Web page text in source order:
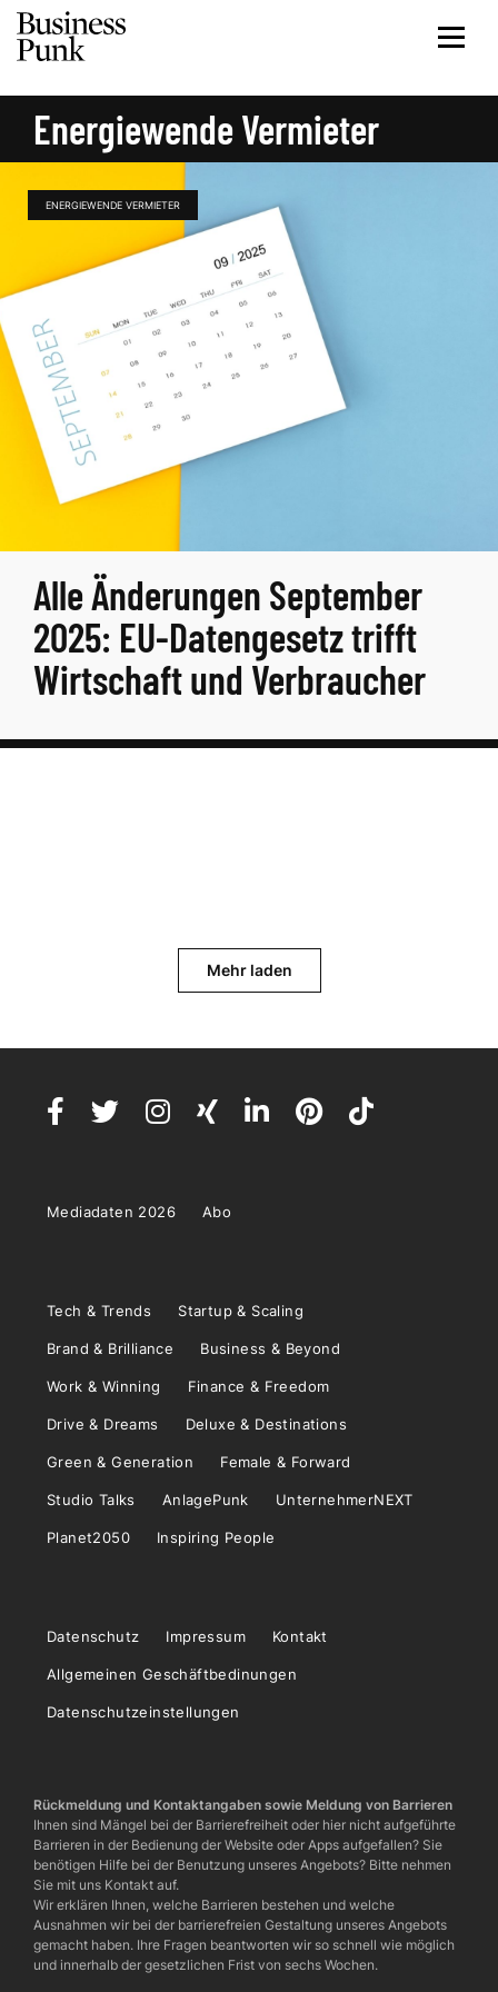
Energiewende Vermieter
ENERGIEWENDE VERMIETER
Alle Änderungen September
2025: EU-Datengesetz trifft
Wirtschaft und Verbraucher
Mehr laden
Mediadaten 2026 Abo
Tech & Trends Startup & Scaling
Brand & Brilliance Business & Beyond
Work & Winning Finance & Freedom
Drive & Dreams Deluxe & Destinations
Green & Generation Female & Forward
Studio Talks AnlagePunk UnternehmerNEXT
Planet2050 Inspiring People
Datenschutz Impressum Kontakt
Allgemeinen Geschäftbedinungen
Datenschutzeinstellungen
Rückmeldung und Kontaktangaben sowie Meldung von Barrieren
Ihnen sind Mängel bei der Barrierefreiheit oder hier nicht aufgeführte
Barrieren in der Bedienung der Website oder Apps aufgefallen? Sie
benötigen Hilfe bei der Benutzung unseres Angebots? Bitte nehmen
Sie mit uns Kontakt auf.
Wir erklären Ihnen, welche Barrieren bestehen und welche
Ausnahmen wir bei der barrierefreien Gestaltung unseres Angebots
gemacht haben. Ihre Fragen beantworten wir so schnell wie möglich
und innerhalb der gesetzlichen Frist von sechs Wochen.